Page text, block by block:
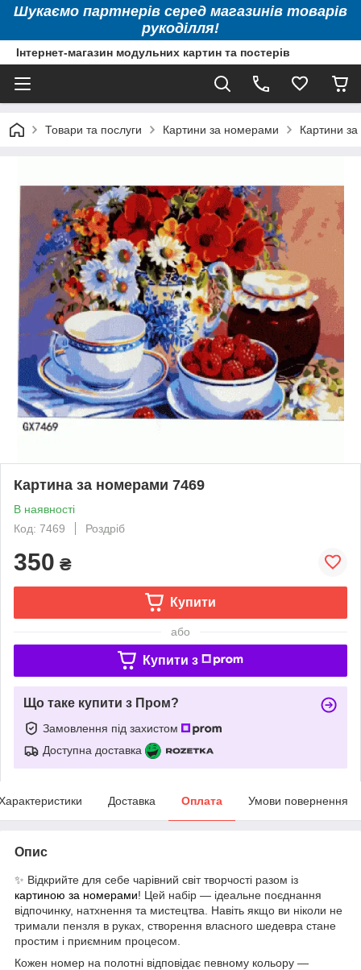
Шукаємо партнерів серед магазинів товарів
рукоділля!
Інтернет-магазин модульних картин та постерів
Товари та послуги Картини за номерами Картини
Картина за номерами 7469
В наявності
Код: 7469
Роздріб
350 ₴
Купити
або
Купити з
Що таке купити з Пром?
Замовлення під захистом
Доступна доставка
Доставка Оплата Умови повернення
Опис
✨ Відкрийте для себе чарівний світ творчості разом із
картиною за номерами! Цей набір — ідеальне поєднання
відпочинку, натхнення та мистецтва. Навіть якщо ви ніколи не
тримали пензля в руках, створення власного шедевра стане
простим і приємним процесом.
Кожен номер на полотні відповідає певному кольору —